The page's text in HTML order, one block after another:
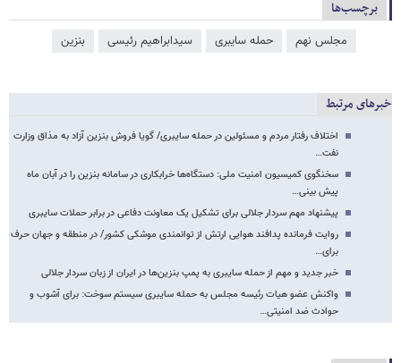
برچسب‌ها
مجلس نهم حمله سایبری سیدابراهیم رئیسی بنزین
خبرهای مرتبط
اختلاف رفتار مردم و مسئولین در حمله سایبری/ گویا فروش بنزین آزاد به مذاق وزارت
نفت…
سخنگوی کمیسیون امنیت ملی: دستگاه‌ها خرابکاری در سامانه بنزین را در آبان ماه
پیش بینی…
پیشنهاد مهم سردار جلالی برای تشکیل یک معاونت دفاعی در برابر حملات سایبری
روایت فرمانده پدافند هوایی ارتش از توانمندی موشکی کشور/ در منطقه و جهان حرف
برای…
خبر جدید و مهم از حمله سایبری به پمپ بنزین‌ها در ایران از زبان سردار جلالی
واکنش عضو هیات رئیسه مجلس به حمله سایبری سیستم سوخت: برای آشوب و
حوادث ضد امنیتی…